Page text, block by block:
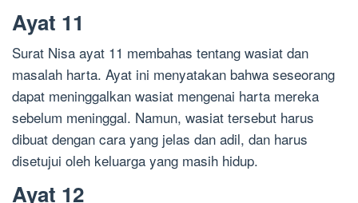
Ayat 11
Surat Nisa ayat 11 membahas tentang wasiat dan
masalah harta. Ayat ini menyatakan bahwa seseorang
dapat meninggalkan wasiat mengenai harta mereka
sebelum meninggal. Namun, wasiat tersebut harus
dibuat dengan cara yang jelas dan adil, dan harus
disetujui oleh keluarga yang masih hidup.
Ayat 12